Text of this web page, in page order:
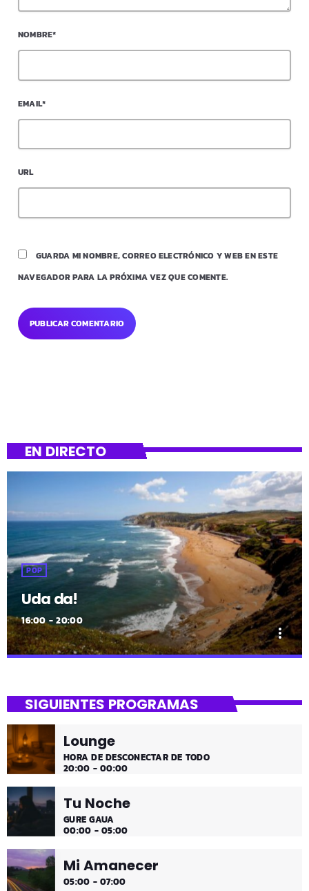
NOMBRE*
EMAIL*
URL
GUARDA MI NOMBRE, CORREO ELECTRÓNICO Y WEB EN ESTE
NAVEGADOR PARA LA PRÓXIMA VEZ QUE COMENTE.
EN DIRECTO
POP
Uda da!
16:00 - 20:00
more_vert
¡Toda la música!
¡Toda la música!
SIGUIENTES PROGRAMAS
Lounge
HORA DE DESCONECTAR DE TODO
20:00 - 00:00
Tu Noche
GURE GAUA
00:00 - 05:00
Mi Amanecer
05:00 - 07:00